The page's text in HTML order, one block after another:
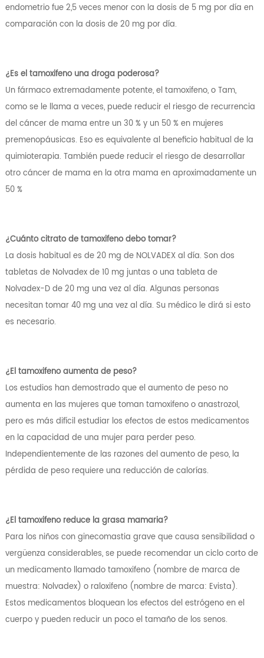
endometrio fue 2,5 veces menor con la dosis de 5 mg por día en
comparación con la dosis de 20 mg por día.
¿Es el tamoxifeno una droga poderosa?
Un fármaco extremadamente potente, el tamoxifeno, o Tam,
como se le llama a veces, puede reducir el riesgo de recurrencia
del cáncer de mama entre un 30 % y un 50 % en mujeres
premenopáusicas. Eso es equivalente al beneficio habitual de la
quimioterapia. También puede reducir el riesgo de desarrollar
otro cáncer de mama en la otra mama en aproximadamente un
50 %
¿Cuánto citrato de tamoxifeno debo tomar?
La dosis habitual es de 20 mg de NOLVADEX al día. Son dos
tabletas de Nolvadex de 10 mg juntas o una tableta de
Nolvadex-D de 20 mg una vez al día. Algunas personas
necesitan tomar 40 mg una vez al día. Su médico le dirá si esto
es necesario.
¿El tamoxifeno aumenta de peso?
Los estudios han demostrado que el aumento de peso no
aumenta en las mujeres que toman tamoxifeno o anastrozol,
pero es más difícil estudiar los efectos de estos medicamentos
en la capacidad de una mujer para perder peso.
Independientemente de las razones del aumento de peso, la
pérdida de peso requiere una reducción de calorías.
¿El tamoxifeno reduce la grasa mamaria?
Para los niños con ginecomastia grave que causa sensibilidad o
vergüenza considerables, se puede recomendar un ciclo corto de
un medicamento llamado tamoxifeno (nombre de marca de
muestra: Nolvadex) o raloxifeno (nombre de marca: Evista).
Estos medicamentos bloquean los efectos del estrógeno en el
cuerpo y pueden reducir un poco el tamaño de los senos.